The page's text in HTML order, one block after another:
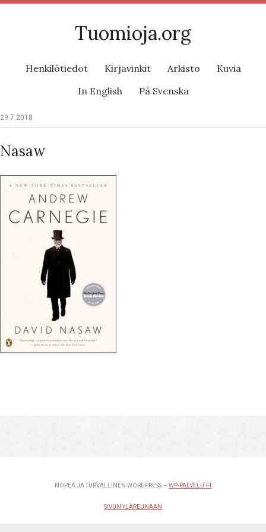
Tuomioja.org
Henkilötiedot Kirjavinkit Arkisto
Kuvia
In English
På Svenska
29.7.2018
Nasaw
NOPEA JA TURVALLINEN WORDPRESS — WP-PALVELU.FI
SIVUN YLÄREUNAAN